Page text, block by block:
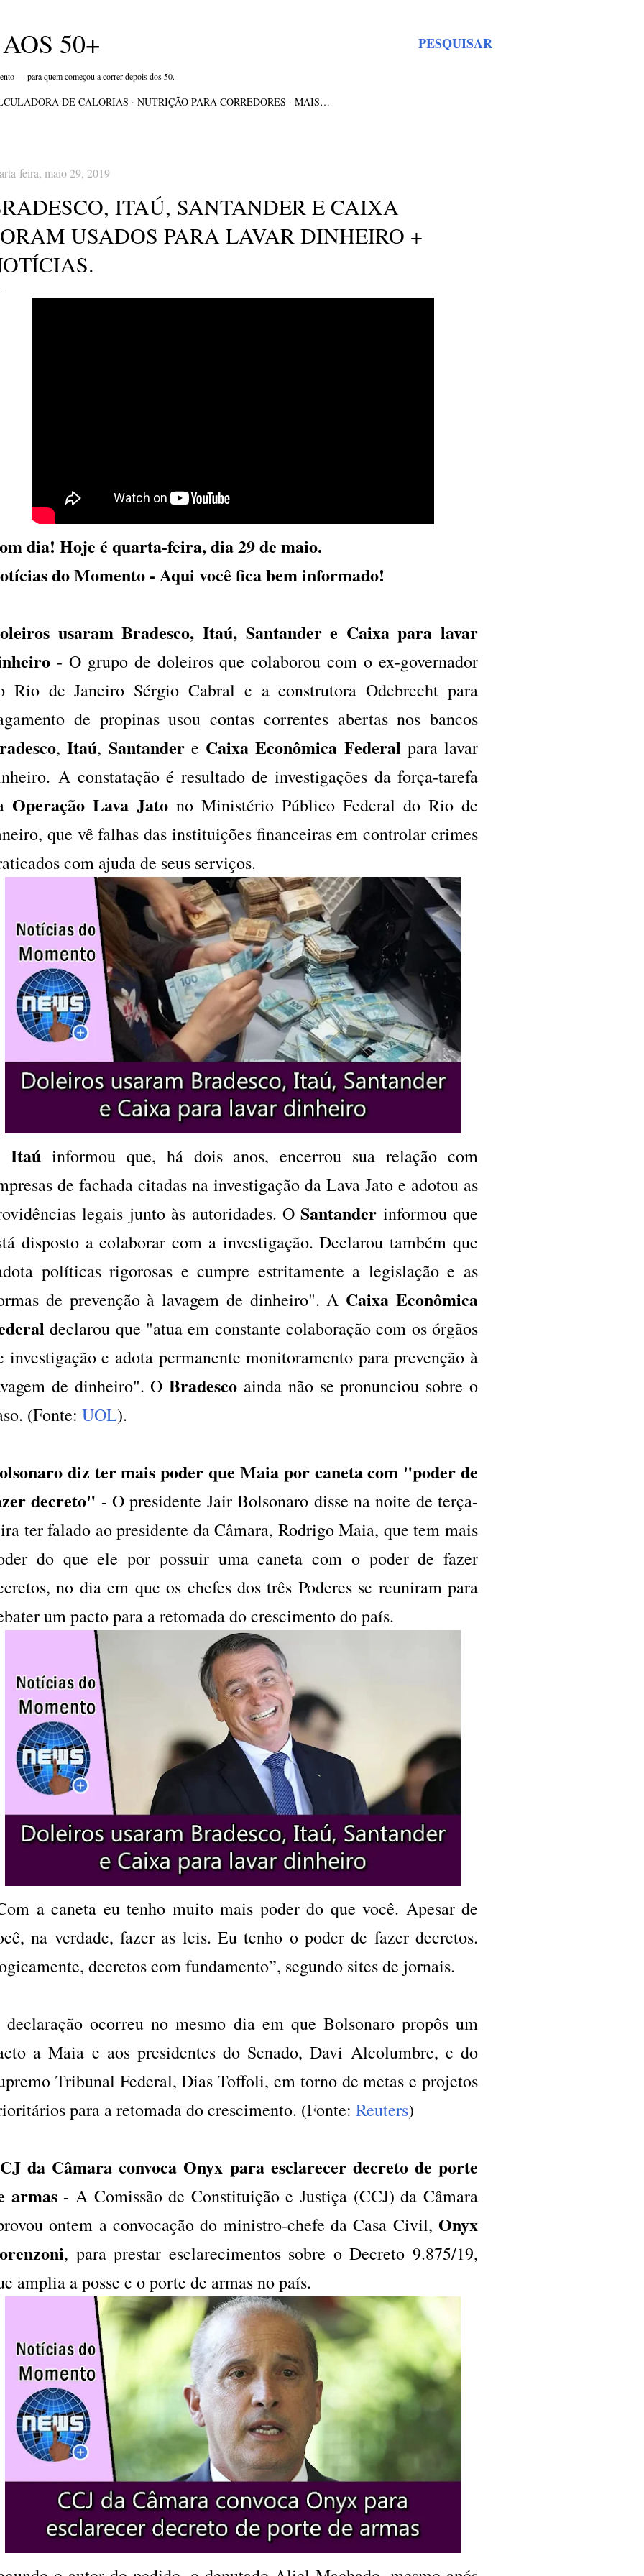
PESQUISAR
50+
— para quem começou a correr depois dos 50.
DE CALORIAS NUTRIÇÃO PARA CORREDORES MAIS…
feira, maio 29, 2019
ITAÚ, SANTANDER E CAIXA
USADOS PARA LAVAR DINHEIRO +
dia! Hoje é quarta-feira, dia 29 de maio.
do Momento - Aqui você fica bem informado!
usaram Bradesco, Itaú, Santander e Caixa para lavar
- O grupo de doleiros que colaborou com o ex-governador
Rio de Janeiro Sérgio Cabral e a construtora Odebrecht para
de propinas usou contas correntes abertas nos bancos
,Itaú, Santandere Caixa Econômica Federal para lavar
A constatação é resultado de investigações da força-tarefa
Operação Lava Jato no Ministério Público Federal do Rio de
que vê falhas das instituições financeiras em controlar crimes
com ajuda de seus serviços.
Itaúinformou que, há dois anos, encerrou sua relação com
de fachada citadas na investigação da Lava Jato e adotou as
legais junto às autoridades. OSantander informou que
disposto a colaborar com a investigação. Declarou também que
políticas rigorosas e cumpre estritamente a legislação e as
de prevenção à lavagem de dinheiro". A Caixa Econômica
declarou que "atua em constante colaboração com os órgãos
investigação e adota permanente monitoramento para prevenção à
de dinheiro". OBradesco ainda não se pronunciou sobre o
(Fonte: UOL).
diz ter mais poder que Maia por caneta com "poder de
decreto" - O presidente Jair Bolsonaro disse na noite de terça-
ter falado ao presidente da Câmara, Rodrigo Maia, que tem mais
do que ele por possuir uma caneta com o poder de fazer
no dia em que os chefes dos três Poderes se reuniram para
um pacto para a retomada do crescimento do país.
a caneta eu tenho muito mais poder do que você. Apesar de
na verdade, fazer as leis. Eu tenho o poder de fazer decretos.
decretos com fundamento”, segundo sites de jornais.
ocorreu no mesmo dia em que Bolsonaro propôs um
a Maia e aos presidentes do Senado, Davi Alcolumbre, e do
Tribunal Federal, Dias Toffoli, em torno de metas e projetos
para a retomada do crescimento. (Fonte: Reuters)
da Câmara convoca Onyx para esclarecer decreto de porte
armas- A Comissão de Constituição e Justiça (CCJ) da Câmara
ontem a convocação do ministro-chefe da Casa Civil, Onyx
, para prestar esclarecimentos sobre o Decreto 9.875/19,
amplia a posse e o porte de armas no país.